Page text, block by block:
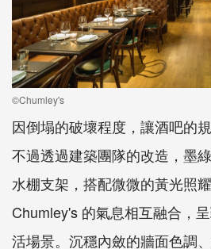
©Chumley's
因倒塌的破壞程度，讓酒吧的
不過透過建築團隊的改造，墨
水棚支架，搭配微微的黃光照
Chumley's 的氣息相互融合，
活場景。沉穩內斂的牆面色調